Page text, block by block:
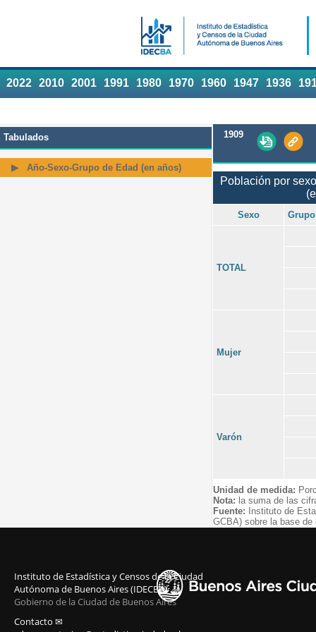
2022 2010 2001 1991 1980 1970 1960 1947 1936
Tabulados
Año-Sexo-Grupo de Edad (en años)
1909
Población por
Sexo
TOTAL
Mujer
Varón
Unidad de medida:
Nota: la suma de las
Fuente: Instituto de
GCBA) sobre la base
Instituto de Estadística y Censos de la Ciudad
Autónoma de Buenos Aires (IDECBA)
Gobierno de la Ciudad de Buenos Aires
Contacto ✉